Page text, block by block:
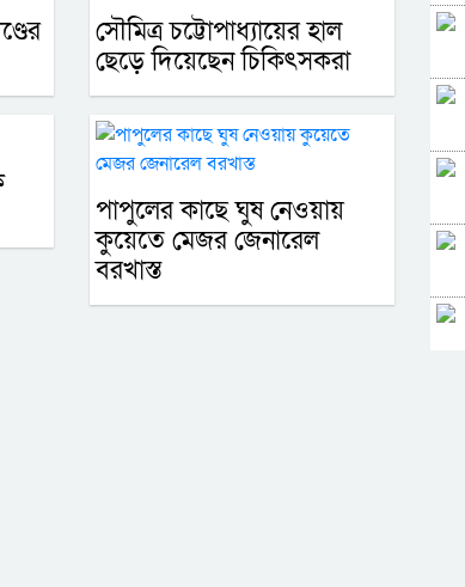
সৌমিত্র চট্টোপাধ্যায়ের হাল
ছেড়ে দিয়েছেন চিকিৎসকরা
পাপুলের কাছে ঘুষ নেওয়ায়
কুয়েতে মেজর জেনারেল
বরখাস্ত